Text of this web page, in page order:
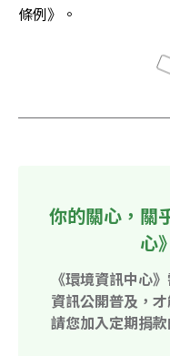
條例》。
你的關心，關
心
《環境資訊中心
資訊公開普及，
請您加入定期捐